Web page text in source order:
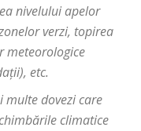
nivelului apelor
verzi, topirea
meteorologice
etc.
multe dovezi care
climatice